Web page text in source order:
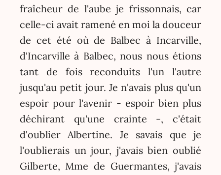
fraîcheur de l'aube je frissonnais, car
celle-ci avait ramené en moi la douceur
de cet été où de Balbec à Incarville,
d'Incarville à Balbec, nous nous étions
tant de fois reconduits l'un l'autre
jusqu'au petit jour. Je n'avais plus qu'un
espoir pour l'avenir - espoir bien plus
déchirant qu'une crainte -, c'était
d'oublier Albertine. Je savais que je
l'oublierais un jour, j'avais bien oublié
Gilberte, Mme de Guermantes, j'avais